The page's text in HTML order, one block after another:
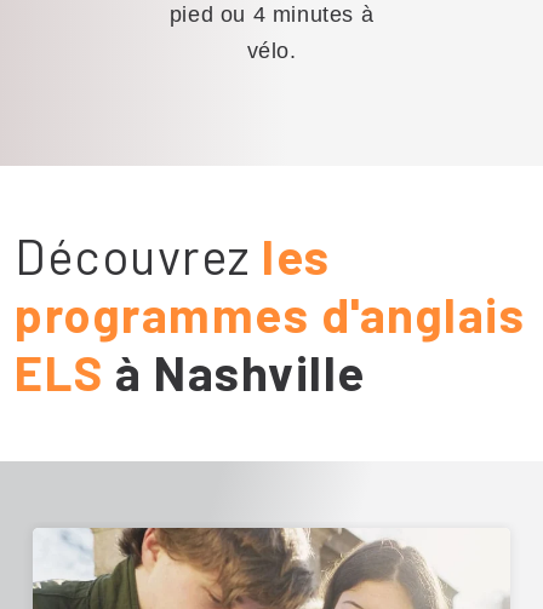
pied ou 4 minutes à
vélo.
Découvrez les
programmes d'anglais
ELS à Nashville